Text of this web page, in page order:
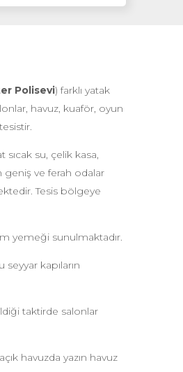
Polisevi) farklı yatak
havuz, kuaför, oyun
su, çelik kasa,
geniş ve ferah odalar
Tesis bölgeye
yemeği sunulmaktadır.
kapıların
taktirde salonlar
havuzda yazın havuz